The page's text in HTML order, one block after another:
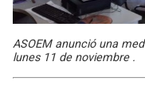
ASOEM anunció una
lunes 11 de noviembre .